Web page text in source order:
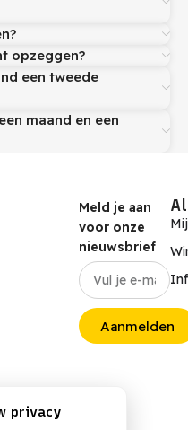
opzeggen?
een tweede
maand en een
Meld je aan
voor onze
nieuwsbrief
Aanmelden
privacy